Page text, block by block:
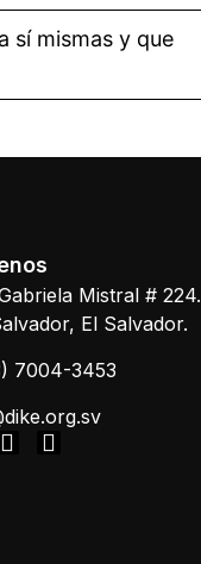
sí mismas y que
Mistral # 224.
El Salvador.
7004-3453